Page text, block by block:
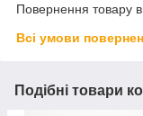
Повернення товару
Всі умови
Подібні товари